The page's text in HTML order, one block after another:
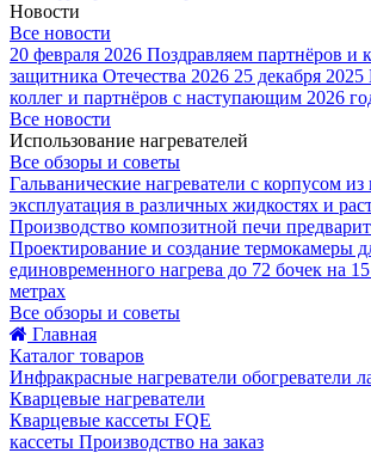
Новости
Все новости
20 февраля 2026 Поздравляем партнёров и
защитника Отечества 2026 25 декабря 2025
коллег и партнёров с наступающим 2026
Все новости
Использование нагревателей
Все обзоры и советы
Гальванические нагреватели с корпусом из
эксплуатация в различных жидкостях и
Производство композитной печи
Проектирование и создание термокамеры
единовременного нагрева до 72 бочек на
метрах
Все обзоры и советы
Главная
Каталог товаров
Инфракрасные нагреватели обогреватели
Кварцевые нагреватели
Кварцевые кассеты FQE
кассеты Производство на заказ